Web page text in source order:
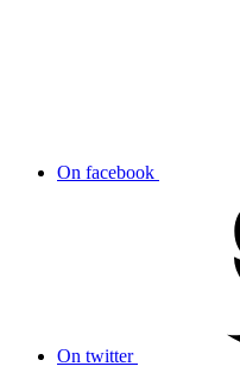
On facebook
On twitter